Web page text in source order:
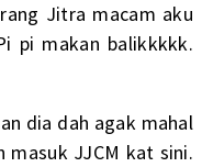
Jitra macam aku
pi makan balikkkkk.
dia dah agak mahal
masuk JJCM kat sini.